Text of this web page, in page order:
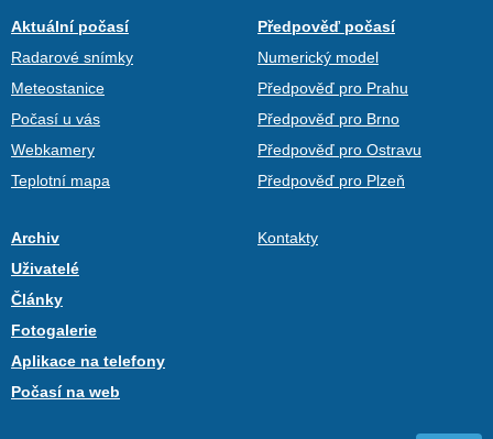
Aktuální počasí
Radarové snímky
Meteostanice
Počasí u vás
Webkamery
Teplotní mapa
Předpověď počasí
Numerický model
Předpověď pro Prahu
Předpověď pro Brno
Předpověď pro Ostravu
Předpověď pro Plzeň
Archiv
Uživatelé
Články
Fotogalerie
Aplikace na telefony
Počasí na web
Kontakty